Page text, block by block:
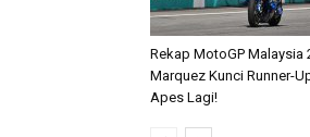
Rekap MotoGP Malaysia
Marquez Kunci Runner-
Apes Lagi!